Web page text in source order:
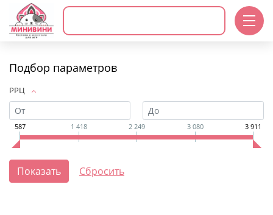
Подбор параметров
РРЦ
587 1 418 2 249 3 080 3 911